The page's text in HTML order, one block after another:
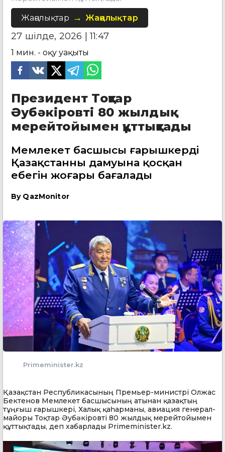
Жаңалықтар Жаңалықтар
27 шілде, 2026 | 11:47
1 мин. - оқу уақыты
Президент Тоқтар
Әубәкіровті 80 жылдық
мерейтойымен құттықтады
Мемлекет басшысы ғарышкердің
Қазақстанның дамуына қосқан
еңбегін жоғары бағалады
By QazMonitor
Primeminister.kz
Қазақстан Республикасының Премьер-министрі Олжас
Бектенов Мемлекет басшысының атынан қазақтың
тұңғыш ғарышкері, Халық қаһарманы, авиация генерал-
майоры Тоқтар Әубәкіровті 80 жылдық мерейтойымен
құттықтады, деп хабарлады Primeminister.kz.